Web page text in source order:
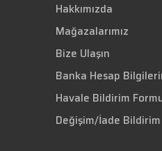
Hakkımızda
Mağazalarımız
Bize Ulaşın
Banka Hesap
Havale Bildirim
Değişim/İade